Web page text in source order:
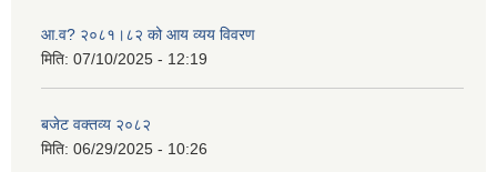
आ.व? २०८१।८२ को आय व्यय विवरण
मिति: 07/10/2025 - 12:19
बजेट वक्तव्य २०८२
मिति: 06/29/2025 - 10:26